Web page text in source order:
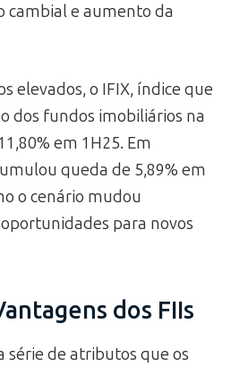
cambial e aumento da
elevados, o IFIX, índice que
dos fundos imobiliários na
em 1H25. Em
queda de 5,89% em
o cenário mudou
para novos
dos FIIs
série de atributos que os